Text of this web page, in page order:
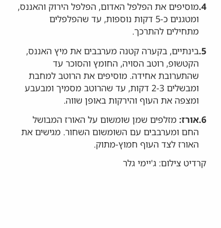
4. מוסיפים את הפלפל האדום, הפלפל הירוק והאננס,
ומטגנים כ-5 דקות נוספות, עד שהפלפלים
מתחילים להתרכך.
5. בינתיים, בקערה קטנה מערבבים את מיץ האננס,
הקטשופ, רוטב הסויה, החומץ והסוכר עד
שהתערובת אחידה. מוסיפים את הרוטב למחבת
ומבשלים 2-3 דקות, עד שהרוטב מסמיך ומבעבע
ומצפה את העוף והירקות באופן שווה.
6. אורז: מזלפים שמן שומשום על האורז המבושל
החם ומערבבים עם השומשום השחור. מגישים את
האורז לצד העוף חמוץ-מתוק.
קרדיט צילום: ג'יימי גלר